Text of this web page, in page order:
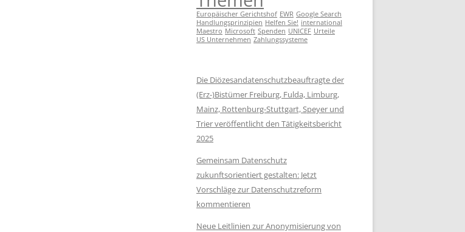
Europäischer Gerichtshof EWR Google Search
Handlungsprinzipien Helfen Sie! international
Maestro Microsoft Spenden UNICEF Urteile
US Unternehmen Zahlungssysteme
Die Diözesandatenschutzbeauftragte der
(Erz-)Bistümer Freiburg, Fulda, Limburg,
Mainz, Rottenburg-Stuttgart, Speyer und
Trier veröffentlicht den Tätigkeitsbericht
2025
Gemeinsam Datenschutz
zukunftsorientiert gestalten: Jetzt
Vorschläge zur Datenschutzreform
kommentieren
Neue Leitlinien zur Anonymisierung von